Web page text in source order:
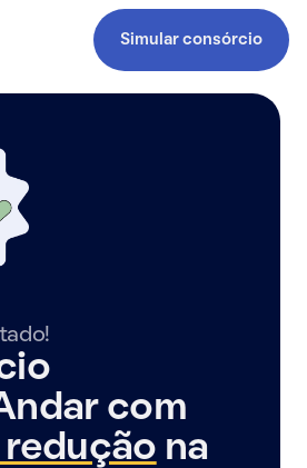
Simular consórcio
com
redução na